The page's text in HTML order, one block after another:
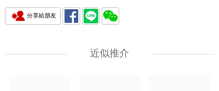
分享給朋友
近似推介